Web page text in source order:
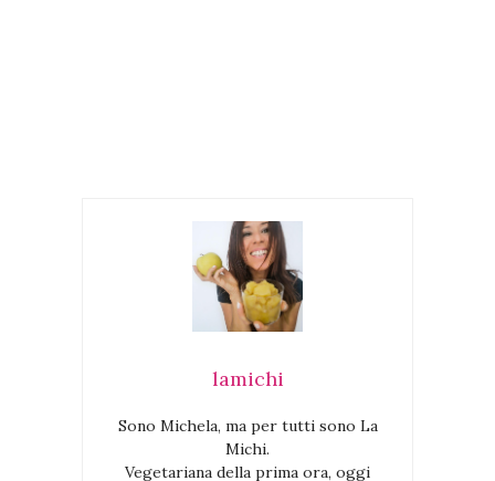
lamichi
Sono Michela, ma per tutti sono La
Michi.
Vegetariana della prima ora, oggi